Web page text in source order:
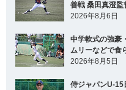
善戦 桑田真澄監
2026年8月6日
中学軟式の強豪
ムリーなどで食
2026年8月5日
侍ジャパンU-15